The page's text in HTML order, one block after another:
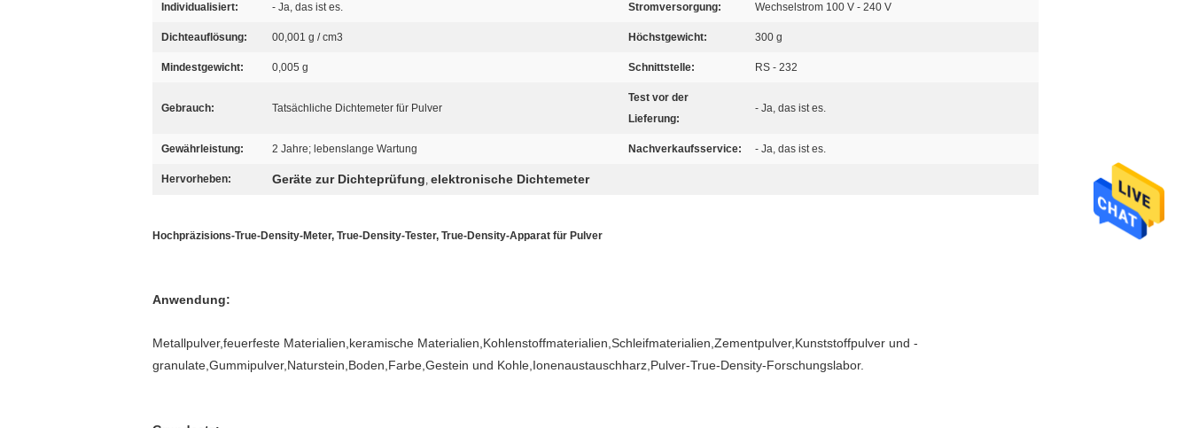
Individualisiert: - Ja, das ist es. Stromversorgung: Wechselstrom 100 V - 240 V
Dichteauflösung: 00,001 g / cm3 Höchstgewicht: 300 g
Mindestgewicht: 0,005 g Schnittstelle: RS - 232
Gebrauch: Tatsächliche Dichtemeter für Pulver
Test vor der
Lieferung:
- Ja, das ist es.
Gewährleistung: 2 Jahre; lebenslange Wartung Nachverkaufsservice: - Ja, das ist es.
Hervorheben: Geräte zur Dichteprüfung, elektronische Dichtemeter
Hochpräzisions-True-Density-Meter, True-Density-Tester, True-Density-Apparat für Pulver
Anwendung:
Metallpulver,feuerfeste Materialien,keramische Materialien,Kohlenstoffmaterialien,Schleifmaterialien,Zementpulver,Kunststoffpulver und -
granulate,Gummipulver,Naturstein,Boden,Farbe,Gestein und Kohle,Ionenaustauschharz,Pulver-True-Density-Forschungslabor.